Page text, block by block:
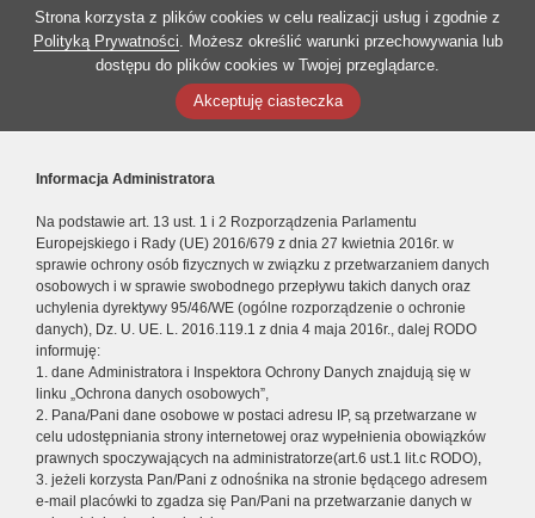
Strona korzysta z plików cookies w celu realizacji usług i zgodnie z
Polityką Prywatności. Możesz określić warunki przechowywania lub
dostępu do plików cookies w Twojej przeglądarce.
Akceptuję ciasteczka
Informacja Administratora
Na podstawie art. 13 ust. 1 i 2 Rozporządzenia Parlamentu
Europejskiego i Rady (UE) 2016/679 z dnia 27 kwietnia 2016r. w
sprawie ochrony osób fizycznych w związku z przetwarzaniem danych
osobowych i w sprawie swobodnego przepływu takich danych oraz
uchylenia dyrektywy 95/46/WE (ogólne rozporządzenie o ochronie
danych), Dz. U. UE. L. 2016.119.1 z dnia 4 maja 2016r., dalej RODO
informuję:
1. dane Administratora i Inspektora Ochrony Danych znajdują się w
linku „Ochrona danych osobowych”,
2. Pana/Pani dane osobowe w postaci adresu IP, są przetwarzane w
celu udostępniania strony internetowej oraz wypełnienia obowiązków
prawnych spoczywających na administratorze(art.6 ust.1 lit.c RODO),
3. jeżeli korzysta Pan/Pani z odnośnika na stronie będącego adresem
e-mail placówki to zgadza się Pan/Pani na przetwarzanie danych w